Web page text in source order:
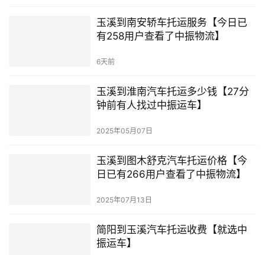
玉溪到南安轿车托运服务【今日已
有258用户查看了中振物流】
6天前
玉溪到淮南汽车托运多少钱【27分
钟前有人找过中振运车】
2025年05月07日
玉溪到图木舒克汽车托运价格【今
日已有266用户查看了中振物流】
2025年07月13日
简阳到玉溪汽车托运收费【就选中
振运车】